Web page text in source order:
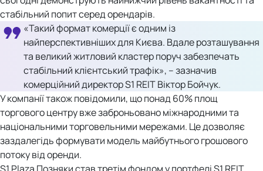
стабільний попит серед орендарів.
«Такий формат комерції є одним із
найперспективніших для Києва. Вдале розташування
та великий житловий кластер поруч забезпечать
стабільний клієнтський трафік», – зазначив
комерційний директор S1 REIT Віктор Бойчук.
У компанії також повідомили, що понад 60% площ
торгового центру вже заброньовано міжнародними та
національними торговельними мережами. Це дозволяє
заздалегідь формувати модель майбутнього грошового
потоку від оренди.